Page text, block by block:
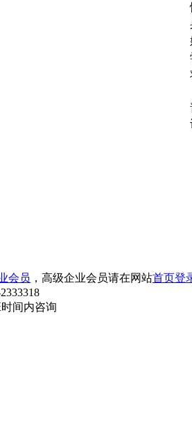
会员 ，高级企业会员请在网站首页登
时间内咨询